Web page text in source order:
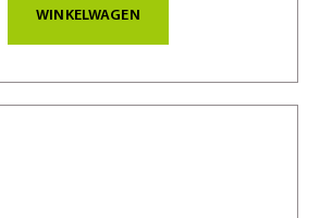
WINKELWAGEN